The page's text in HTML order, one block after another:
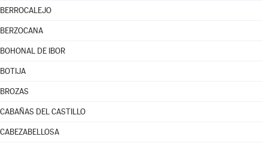
BERROCALEJO
BERZOCANA
BOHONAL DE IBOR
BOTIJA
BROZAS
CABAÑAS DEL CASTILLO
CABEZABELLOSA